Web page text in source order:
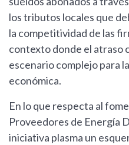
los tributos locales que
la competitividad de las
contexto donde el atraso
escenario complejo para
económica.
En lo que respecta al
Proveedores de Energía
iniciativa plasma un